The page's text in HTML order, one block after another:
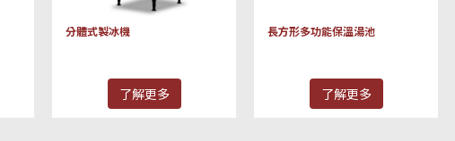
分體式製冰機
了解更多
長方形多功能保溫湯池
了解更多